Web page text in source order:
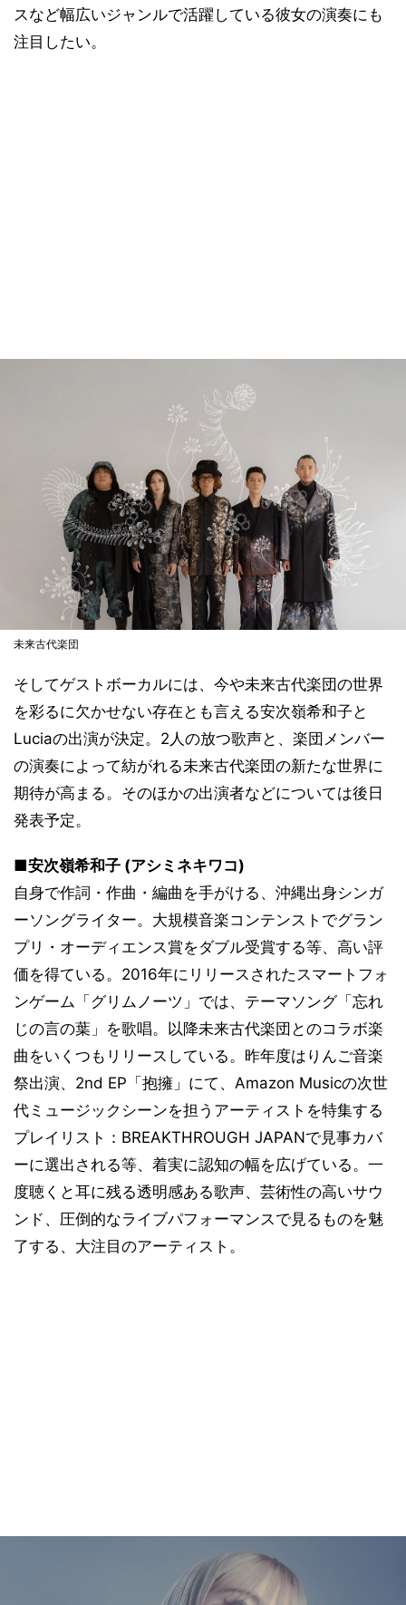
スなど幅広いジャンルで活躍している彼女の演奏にも
注目したい。
未来古代楽団
そしてゲストボーカルには、今や未来古代楽団の世界
を彩るに欠かせない存在とも言える安次嶺希和子と
Luciaの出演が決定。2人の放つ歌声と、楽団メンバー
の演奏によって紡がれる未来古代楽団の新たな世界に
期待が高まる。そのほかの出演者などについては後日
発表予定。
■安次嶺希和子 (アシミネキワコ)
自身で作詞・作曲・編曲を手がける、沖縄出身シンガ
ーソングライター。大規模音楽コンテンストでグラン
プリ・オーディエンス賞をダブル受賞する等、高い評
価を得ている。2016年にリリースされたスマートフォ
ンゲーム「グリムノーツ」では、テーマソング「忘れ
じの言の葉」を歌唱。以降未来古代楽団とのコラボ楽
曲をいくつもリリースしている。昨年度はりんご音楽
祭出演、2nd EP「抱擁」にて、Amazon Musicの次世
代ミュージックシーンを担うアーティストを特集する
プレイリスト：BREAKTHROUGH JAPANで見事カバ
ーに選出される等、着実に認知の幅を広げている。一
度聴くと耳に残る透明感ある歌声、芸術性の高いサウ
ンド、圧倒的なライブパフォーマンスで見るものを魅
了する、大注目のアーティスト。